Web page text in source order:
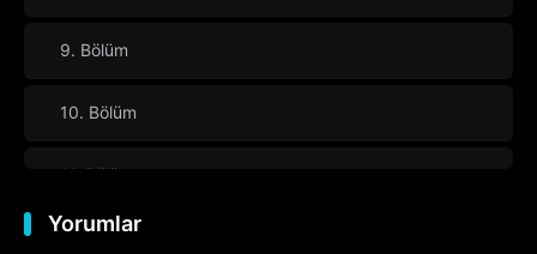
9. Bölüm
10. Bölüm
11. Bölüm
12. Bölüm
Yorumlar